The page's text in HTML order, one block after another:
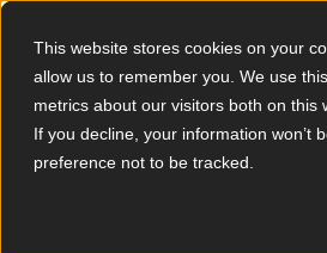
This website stores cookies on your
allow us to remember you. We use
metrics about our visitors both on this
If you decline, your information won’t
preference not to be tracked.
ES